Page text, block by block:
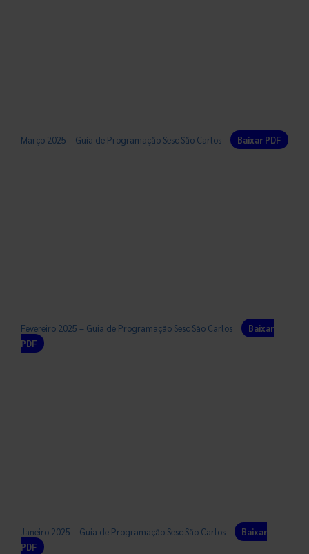
Março 2025 – Guia de Programação Sesc São Carlos Baixar PDF
Fevereiro 2025 – Guia de Programação Sesc São Carlos
Baixar
PDF
Janeiro 2025 – Guia de Programação Sesc São Carlos
Baixar
PDF